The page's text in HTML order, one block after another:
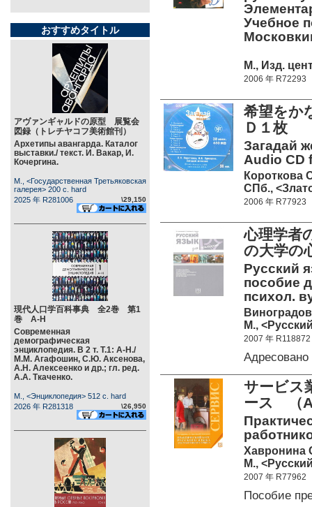
おすすめタイトル
アヴァンギャルドの原型 展覧会
図録（トレチヤコフ美術館刊）
Архетипы авангарда. Каталог
выставки./ текст. И. Вакар, И.
Кочергина.
М., <Государственная Третьяковская
галерея> 200 c. hard
2025 年 R281006
\29,150
現代人口学百科事典 全2巻 第1
巻 А-Н
Современная
демографическая
энциклопедия. В 2 т. Т.1: А-Н./
М.М. Агафошин, С.Ю. Аксенова,
А.Н. Алексеенко и др.; гл. ред.
А.А. Ткаченко.
М., <Энциклопедия> 512 c. hard
2026 年 R281318
\26,950
Учебное
М., Изд.
2006 年 R72293
希望をか
Ｄ１枚
Загадай
Audio CD
Короткова
СПб.,
2006 年 R77923
心理学
の大学の
Русский
пособие
психол.
М.,
2007 年 R118872
サービス
ース （
Хавронина
М.,
2007 年 R77962
Пособие